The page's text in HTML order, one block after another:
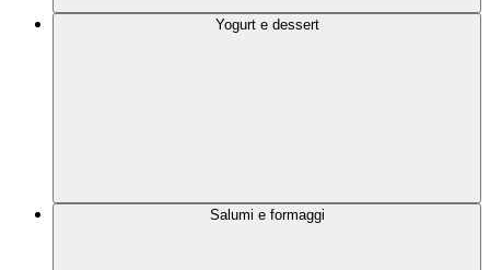
Yogurt e dessert
Salumi e formaggi